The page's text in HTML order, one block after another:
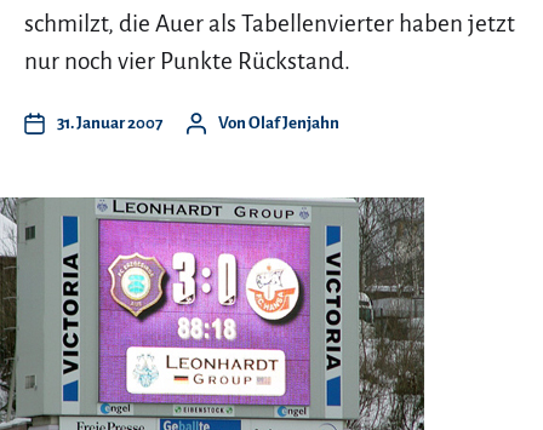
schmilzt, die Auer als Tabellenvierter haben jetzt
nur noch vier Punkte Rückstand.
31. Januar 2007 Von Olaf Jenjahn